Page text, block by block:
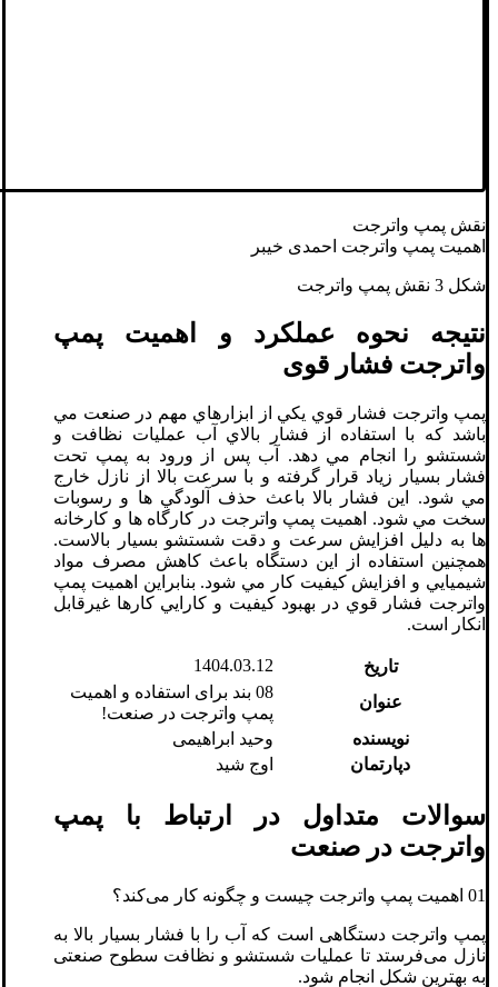
نقش پمپ واترجت
اهمیت پمپ واترجت احمدی خیبر
شکل 3 نقش پمپ واترجت
نتیجه نحوه عملکرد و اهمیت پمپ
واترجت فشار قوی
پمپ واترجت فشار قوي يکي از ابزارهاي مهم در صنعت مي
باشد که با استفاده از فشار بالاي آب عمليات نظافت و
شستشو را انجام مي دهد. آب پس از ورود به پمپ تحت
فشار بسيار زياد قرار گرفته و با سرعت بالا از نازل خارج
مي شود. اين فشار بالا باعث حذف آلودگي ها و رسوبات
سخت مي شود. اهميت پمپ واترجت در کارگاه ها و کارخانه
ها به دليل افزايش سرعت و دقت شستشو بسيار بالاست.
همچنين استفاده از اين دستگاه باعث کاهش مصرف مواد
شيميايي و افزايش کيفيت کار مي شود. بنابراين اهميت پمپ
واترجت فشار قوي در بهبود کيفيت و کارايي کارها غيرقابل
انکار است.
تاریخ
1404.03.12
عنوان
08 بند برای استفاده و اهمیت
پمپ واترجت در صنعت!
نویسنده
وحید ابراهیمی
دپارتمان
اوج شید
سوالات متداول در ارتباط با پمپ
واترجت در صنعت
01 اهمیت پمپ واترجت چیست و چگونه کار می‌کند؟
پمپ واترجت دستگاهی است که آب را با فشار بسیار بالا به
نازل می‌فرستد تا عملیات شستشو و نظافت سطوح صنعتی
به بهترین شکل انجام شود.